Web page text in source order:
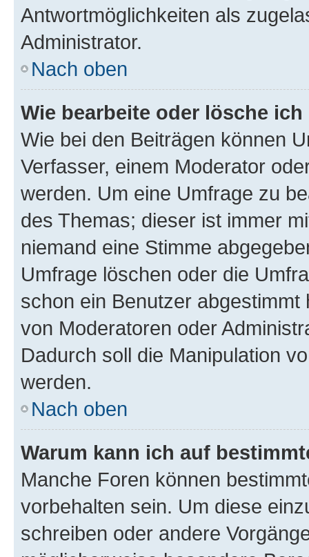
Antwortmöglichkeiten als
Administrator.
Nach oben
Wie bearbeite oder lösche
Wie bei den Beiträgen können
Verfasser, einem Moderator
werden. Um eine Umfrage zu
des Themas; dieser ist immer
niemand eine Stimme
Umfrage löschen oder die
schon ein Benutzer
von Moderatoren oder
Dadurch soll die Manipulation
werden.
Nach oben
Warum kann ich auf
Manche Foren können
vorbehalten sein. Um diese
schreiben oder andere